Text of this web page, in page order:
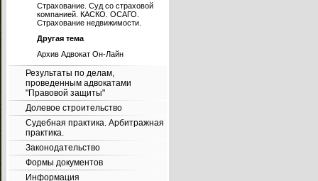
Страхование. Суд со страховой
компанией. КАСКО. ОСАГО.
Страхование недвижимости.
Другая тема
Архив Адвокат Он-Лайн
Результаты по делам,
проведенным адвокатами
"Правовой защиты"
Долевое строительство
Судебная практика. Арбитражная
практика.
Законодательство
Формы документов
Информация